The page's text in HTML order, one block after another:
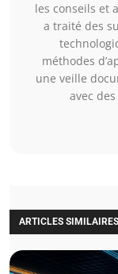
les conseils et
a traité des
méthodes
une veille
avec
ARTICLES SIMILAIRES